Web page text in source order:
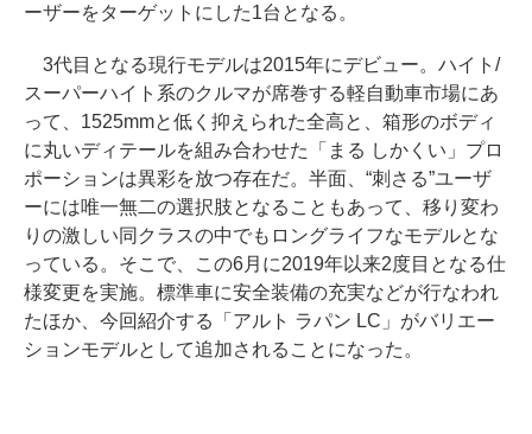
ーザーをターゲットにした1台となる。
3代目となる現行モデルは2015年にデビュー。ハイト/
スーパーハイト系のクルマが席巻する軽自動車市場にあ
って、1525mmと低く抑えられた全高と、箱形のボディ
に丸いディテールを組み合わせた「まる しかくい」プロ
ポーションは異彩を放つ存在だ。半面、“刺さる”ユーザ
ーには唯一無二の選択肢となることもあって、移り変わ
りの激しい同クラスの中でもロングライフなモデルとな
っている。そこで、この6月に2019年以来2度目となる仕
様変更を実施。標準車に安全装備の充実などが行なわれ
たほか、今回紹介する「アルト ラパン LC」がバリエー
ションモデルとして追加されることになった。